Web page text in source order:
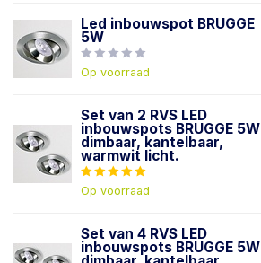
Led inbouwspot BRUGGE
5W
Op voorraad
Set van 2 RVS LED
inbouwspots BRUGGE 5W
dimbaar, kantelbaar,
warmwit licht.
Op voorraad
Set van 4 RVS LED
inbouwspots BRUGGE 5W